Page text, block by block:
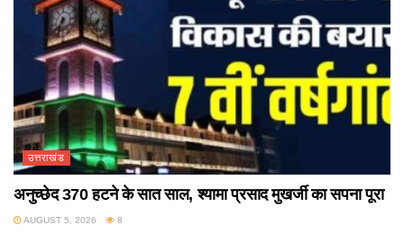
उत्तराखंड
अनुच्छेद 370 हटने के सात साल, श्यामा प्रसाद मुखर्जी का सपना पूरा
AUGUST 5, 2026 8